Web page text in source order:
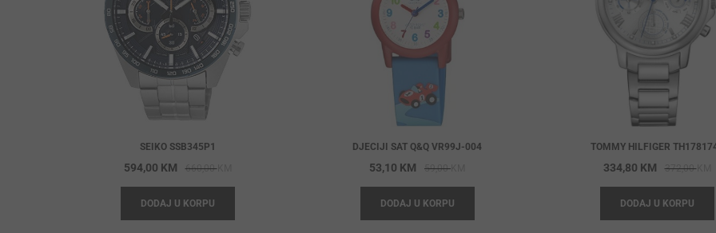
SEIKO SSB345P1
660,00KM
price
660,00 KM.
594,00 KM
price
594,00 KM.
DODAJ U KORPU
DJECIJI SAT Q&Q VR99J-004
59,00
price
59,00 KM.
53,10 KM
price
53,10 KM.
DODAJ U KORPU
TOMMY HILFIGER
372,00KM
334,80 KM
DODAJ U KORPU